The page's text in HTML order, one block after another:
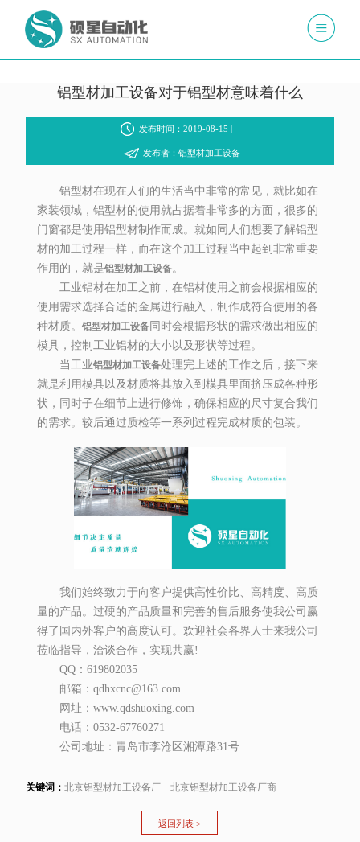
铝型材加工设备对于铝型材意味着什么
发布时间：2019-08-15 |
发布者：铝型材加工设备
铝型材在现在人们的生活当中非常的常见，就比如在
家装领域，铝型材的使用就占据着非常多的方面，很多的
门窗都是使用铝型材制作而成。就如同人们想要了解铝型
材的加工过程一样，而在这个加工过程当中起到非常重要
作用的，就是铝型材加工设备。
工业铝材在加工之前，在铝材使用之前会根据相应的
使用需求选择合适的金属进行融入，制作成符合使用的各
种材质。 铝型材加工设备同时会根据形状的需求做出相应的
模具，控制工业铝材的大小以及形状等过程。
当工业铝型材加工设备处理完上述的工作之后，接下来
就是利用模具以及材质将其放入到模具里面挤压成各种形
状，同时子在细节上进行修饰，确保相应的尺寸复合我们
的需求。较后通过质检等一系列过程完成材质的包装。
我们始终致力于向客户提供高性价比、高精度、高质
量的产品。过硬的产品质量和完善的售后服务使我公司赢
得了国内外客户的高度认可。欢迎社会各界人士来我公司
莅临指导，洽谈合作，实现共赢!
QQ：619802035
邮箱：qdhxcnc@163.com
网址：www.qdshuoxing.com
电话：0532-67760271
公司地址：青岛市李沧区湘潭路31号
关键词： 北京铝型材加工设备厂 北京铝型材加工设备厂商
返回列表 >